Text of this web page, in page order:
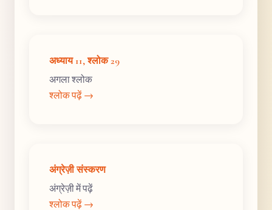
अध्याय 11, श्लोक 29
अगला श्लोक
श्लोक पढ़ें →
अंग्रेज़ी संस्करण
अंग्रेज़ी में पढ़ें
श्लोक पढ़ें →